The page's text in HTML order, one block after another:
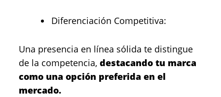
Diferenciación Competitiva:
Una presencia en línea sólida te distingue
de la competencia, destacando tu marca
como una opción preferida en el
mercado.